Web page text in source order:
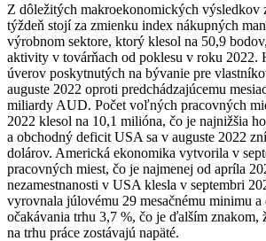
Z dôležitých makroekonomických výsledkov
týždeň stojí za zmienku index nákupných
výrobnom sektore, ktorý klesol na 50,9
aktivity v továrňach od poklesu v roku 2022.
úverov poskytnutých na bývanie pre
auguste 2022 oproti predchádzajúcemu
miliardy AUD. Počet voľných pracovných
2022 klesol na 10,1 milióna, čo je najnižšia
a obchodný deficit USA sa v auguste 2022
dolárov. Americká ekonomika vytvorila v
pracovných miest, čo je najmenej od apríla
nezamestnanosti v USA klesla v septembri
vyrovnala júlovému 29 mesačnému minimu a
očakávania trhu 3,7 %, čo je ďalším znakom,
na trhu práce zostávajú napäté.